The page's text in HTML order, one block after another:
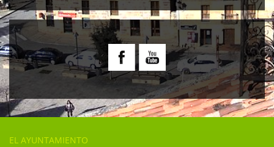
EL AYUNTAMIENTO